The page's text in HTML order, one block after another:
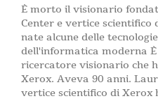
È morto il visionario
Center e vertice scientifico
nate alcune delle
dell'informatica moderna
ricercatore visionario che
Xerox. Aveva 90 anni.
vertice scientifico di Xerox